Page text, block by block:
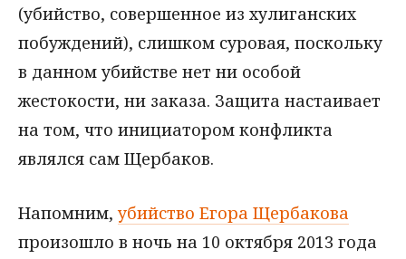
(убийство, совершенное из хулиганских
побуждений), слишком суровая, поскольку
в данном убийстве нет ни особой
жестокости, ни заказа. Защита настаивает
на том, что инициатором конфликта
являлся сам Щербаков.
Напомним,убийство Егора Щербакова
произошло в ночь на 10 октября 2013 года